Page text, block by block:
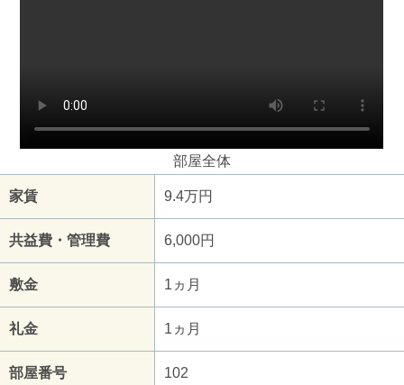
部屋全体
家賃 9.4万円
共益費・管理費 6,000円
敷金 1ヵ月
礼金 1ヵ月
部屋番号 102